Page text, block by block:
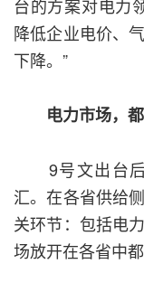
台的方案对电力
降低企业电价、
下降。”
电力市场，
9号文出台后
汇。在各省供给
关环节：包括电
场放开在各省中